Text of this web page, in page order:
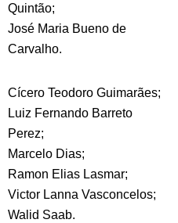
Quintão;
José Maria Bueno de
Carvalho.
Cícero Teodoro Guimarães;
Luiz Fernando Barreto
Perez;
Marcelo Dias;
Ramon Elias Lasmar;
Victor Lanna Vasconcelos;
Walid Saab.